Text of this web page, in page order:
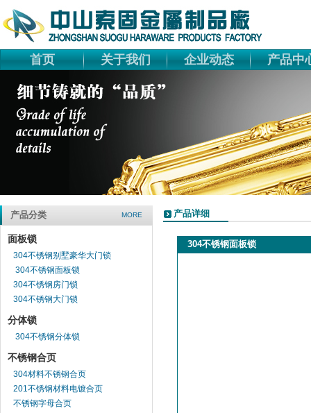
首页 关于我们 企业动态 产品中
产品分类 MORE
面板锁
304不锈钢别墅豪华大门锁
304不锈钢面板锁
304不锈钢房门锁
304不锈钢大门锁
分体锁
304不锈钢分体锁
不锈钢合页
304材料不锈钢合页
201不锈钢材料电镀合页
不锈钢字母合页
产品详细
304不锈钢面板锁